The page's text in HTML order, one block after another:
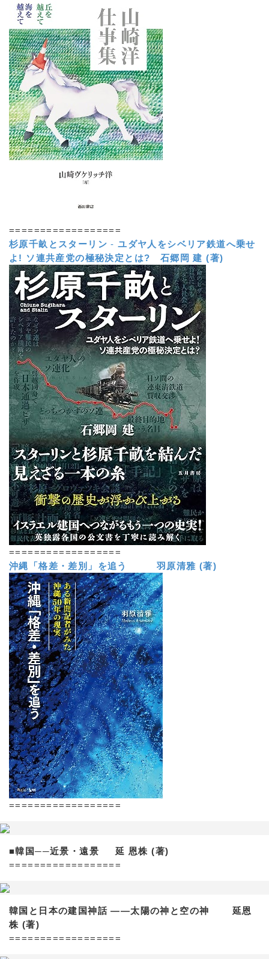
==================
杉原千畝とスターリン -ユダヤ人をシベリア鉄道へ乗せ
よ! ソ連共産党の極秘決定とは?
石郷岡 建 (著)
==================
沖縄「格差・差別」を追う 羽原清雅 (著)
==================
■韓国──近景・遠景 延 恩株 (著)
==================
韓国と日本の建国神話 ——太陽の神と空の神 延恩
株 (著)
==================